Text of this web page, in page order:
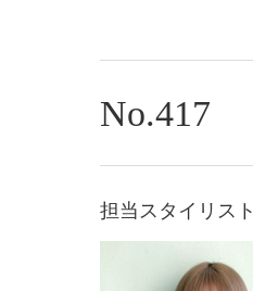
No.417
担当スタイリスト